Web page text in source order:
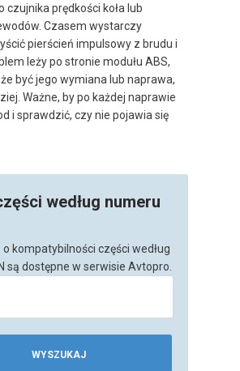
czujnika prędkości koła lub
Czasem wystarczy
pierścień impulsowy z brudu i
leży po stronie modułu ABS,
być jego wymiana lub naprawa,
Ważne, by po każdej naprawie
i sprawdzić, czy nie pojawia się
według numeru
kompatybilności części według
są dostępne w serwisie Avtopro.
WYSZUKAJ